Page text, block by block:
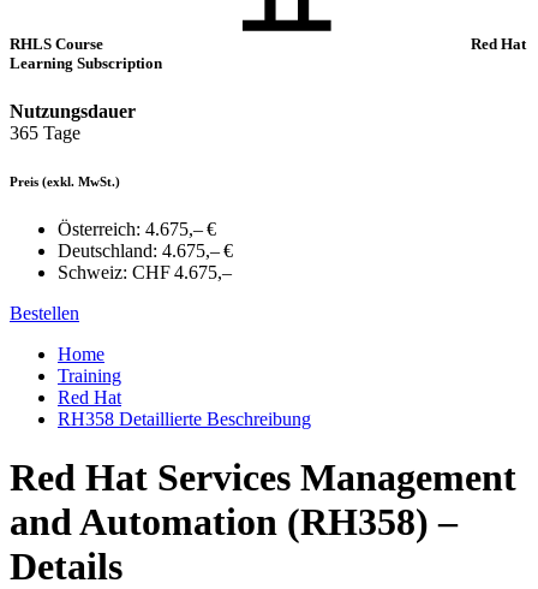
RHLS Course
Red Hat
Learning Subscription
Nutzungsdauer
365 Tage
Preis (exkl. MwSt.)
Österreich: 4.675,– €
Deutschland: 4.675,– €
Schweiz: CHF 4.675,–
Bestellen
Home
Training
Red Hat
RH358 Detaillierte Beschreibung
Red Hat Services Management
and Automation (RH358) –
Details